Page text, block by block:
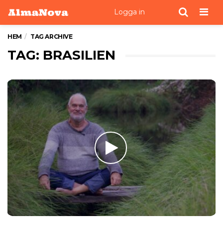
Logga in
HEM TAG ARCHIVE
TAG: BRASILIEN